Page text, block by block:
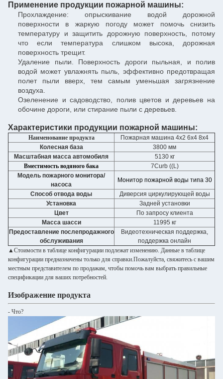
Применение продукции пожарной машины:
Прохлаждение: опрыскивание водой дорожной
поверхности в жаркую погоду может помочь снизить
температуру и защитить дорожную поверхность, потому
что если температура слишком высока, дорожная
поверхность трещит.
Удаление пыли. Поверхность дороги пыльная, и полив
водой может увлажнять пыль, эффективно предотвращая
полет пыли вверх, тем самым уменьшая загрязнение
воздуха.
Озеленение и садоводство, полив цветов и деревьев на
обочине дороги, или стирание пыли с деревьев.
Характеристики продукции пожарной машины:
Наименование продукта
Пожарная машина 4х2 6х4 8х4
Колесная база
3800 мм
Масштабная масса автомобиля
5130 кг
Вместимость водяного бака
7Curb ((L)
Модель пожарного монитора/
насоса
Монитор пожарной воды типа 30
Способ отвода воды
Диверсия циркулирующей воды
Установка
Задней установки
Цвет
По запросу клиента
Масса шасси
11995 кг
Предоставление послепродажного
обслуживания
Видеотехническая поддержка,
поддержка онлайн
▲Стоимости в таблице конфигурации подлежат изменению. Данные в таблице
конфигурации предназначены только для справки.Пожалуйста, свяжитесь с вашим
местным представителем по продажам, чтобы помочь вам выбрать правильные
спецификации для ваших потребностей.
Изображение продукта
- Что?